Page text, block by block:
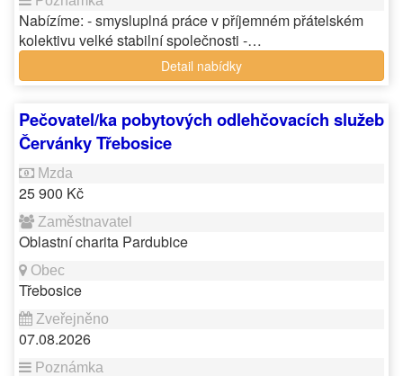
Nabízíme: - smysluplná práce v příjemném přátelském
kolektivu velké stabilní společnosti -…
Detail nabídky
Pečovatel/ka pobytových odlehčovacích služeb
Červánky Třebosice
25 900 Kč
Oblastní charita Pardubice
Třebosice
07.08.2026